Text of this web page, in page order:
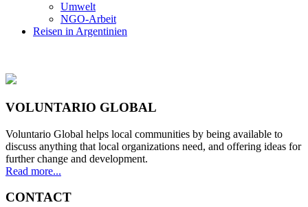
Umwelt
NGO-Arbeit
Reisen in Argentinien
VOLUNTARIO GLOBAL
Voluntario Global helps local communities by being available to
discuss anything that local organizations need, and offering ideas for
further change and development.
Read more...
CONTACT